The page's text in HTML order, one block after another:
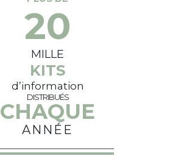
20
MILLE
KITS
d’information
DISTRIBUÉS
CHAQUE
ANNÉE